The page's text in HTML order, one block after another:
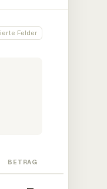
Felder
BETRAG